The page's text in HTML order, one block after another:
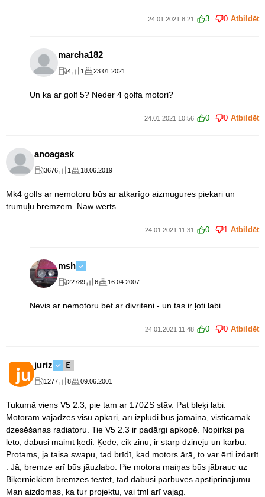
24.01.2021 8:21 3 0 Atbildēt
marcha182
4 1 23.01.2021
Un ka ar golf 5? Neder 4 golfa motori?
24.01.2021 10:56 0 0 Atbildēt
anoagask
3676 1 18.06.2019
Mk4 golfs ar nemotoru būs ar atkarīgo aizmugures piekari un
trumuļu bremzēm. Naw wērts
24.01.2021 11:31 0 1 Atbildēt
msh
22789 6 16.04.2007
Nevis ar nemotoru bet ar divriteni - un tas ir ļoti labi.
24.01.2021 11:48 0 0 Atbildēt
juriz
1277 8 09.06.2001
Tukumā viens V5 2.3, pie tam ar 170ZS stāv. Pat bleķi labi.
Motoram vajadzēs visu apkari, arī izplūdi būs jāmaina, visticamāk
dzesēšanas radiatoru. Tie V5 2.3 ir padārgi apkopē. Nopirksi pa
lēto, dabūsi mainīt ķēdi. Ķēde, cik zinu, ir starp dzinēju un kārbu.
Protams, ja taisa swapu, tad brīdī, kad motors ārā, to var ērti izdarīt
. Jā, bremze arī būs jāuzlabo. Pie motora maiņas būs jābrauc uz
Biķerniekiem bremzes testēt, tad dabūsi pārbūves apstiprinājumu.
Man aizdomas, ka tur projektu, vai tml arī vajag.